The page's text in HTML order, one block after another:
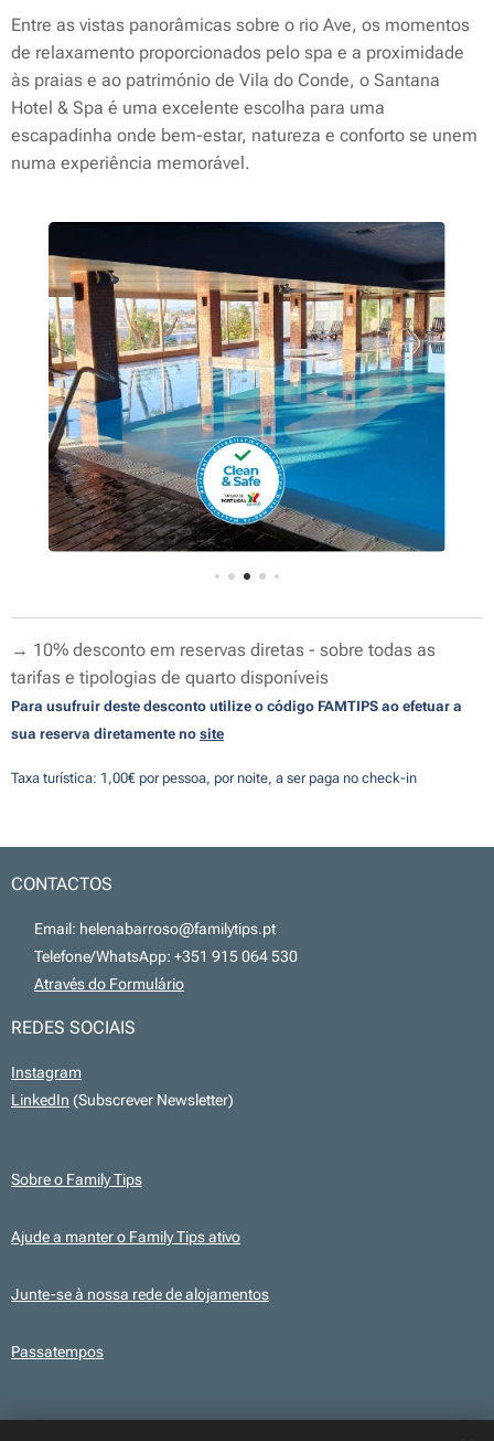
Entre as vistas panorâmicas sobre o rio Ave, os momentos
de relaxamento proporcionados pelo spa e a proximidade
às praias e ao património de Vila do Conde, o Santana
Hotel & Spa é uma excelente escolha para uma
escapadinha onde bem-estar, natureza e conforto se unem
numa experiência memorável.
→ 10% desconto em reservas diretas - sobre todas as
tarifas e tipologias de quarto disponíveis
Para usufruir deste desconto utilize o código FAMTIPS ao efetuar a
sua reserva diretamente no site
Taxa turística: 1,00€ por pessoa, por noite, a ser paga no check-in
CONTACTOS
📧 Email: helenabarroso@familytips.pt
📞 Telefone/WhatsApp: +351 915 064 530
Através do Formulário
REDES SOCIAIS
Instagram
LinkedIn (Subscrever Newsletter)
Sobre o Family Tips
Ajude a manter o Family Tips ativo
Junte-se à nossa rede de alojamentos
Passatempos